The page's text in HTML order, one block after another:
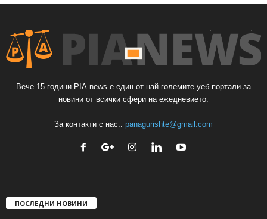
Вече 15 години PIA-news е един от най-големите уеб портали за
новини от всички сфери на ежедневието.
За контакти с нас:: panagurishte@gmail.com
ПОСЛЕДНИ НОВИНИ